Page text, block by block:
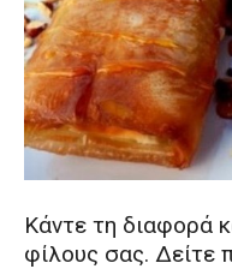
Κάντε τη διαφορά
φίλους σας. Δείτε